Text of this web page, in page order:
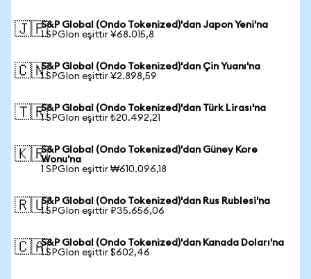
🇯🇵S&P Global (Ondo Tokenized)'dan Japon Yeni'na
1 SPGIon eşittir ¥68.015,8
🇨🇳S&P Global (Ondo Tokenized)'dan Çin Yuanı'na
1 SPGIon eşittir ¥2.898,59
🇹🇷S&P Global (Ondo Tokenized)'dan Türk Lirası'na
1 SPGIon eşittir ₺20.492,21
🇰🇷S&P Global (Ondo Tokenized)'dan Güney Kore
Wonu'na
1 SPGIon eşittir ₩610.096,18
🇷🇺S&P Global (Ondo Tokenized)'dan Rus Rublesi'na
1 SPGIon eşittir ₽35.656,06
🇨🇦S&P Global (Ondo Tokenized)'dan Kanada Doları'na
1 SPGIon eşittir $602,46